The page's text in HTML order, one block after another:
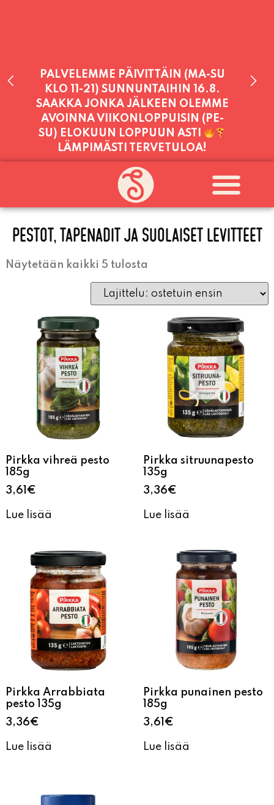
PALVELEMME PÄIVITTÄIN (MA-SU
KLO 11-21) SUNNUNTAIHIN 16.8.
SAAKKA JONKA JÄLKEEN OLEMME
AVOINNA VIIKONLOPPUISIN (PE-
SU) ELOKUUN LOPPUUN ASTI
LÄMPIMÄSTI TERVETULOA!
PALVELEMME TÄNÄÄN:
PERJANTAI11:00 - 21:00
PESTOT, TAPENADIT JA SUOLAISET LEVITTEET
Näytetään kaikki 5 tulosta
Pirkka vihreä pesto
185g
3,61 €
Lue lisää
Pirkka sitruunapesto
135g
3,36€
Lue lisää
Pirkka Arrabbiata
pesto 135g
3,36€
Lue lisää
Pirkka punainen pesto
185g
3,61 €
Lue lisää